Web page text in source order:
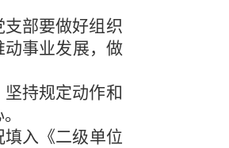
部要做好组织
动事业发展，做
持规定动作和
填入 《二级单位